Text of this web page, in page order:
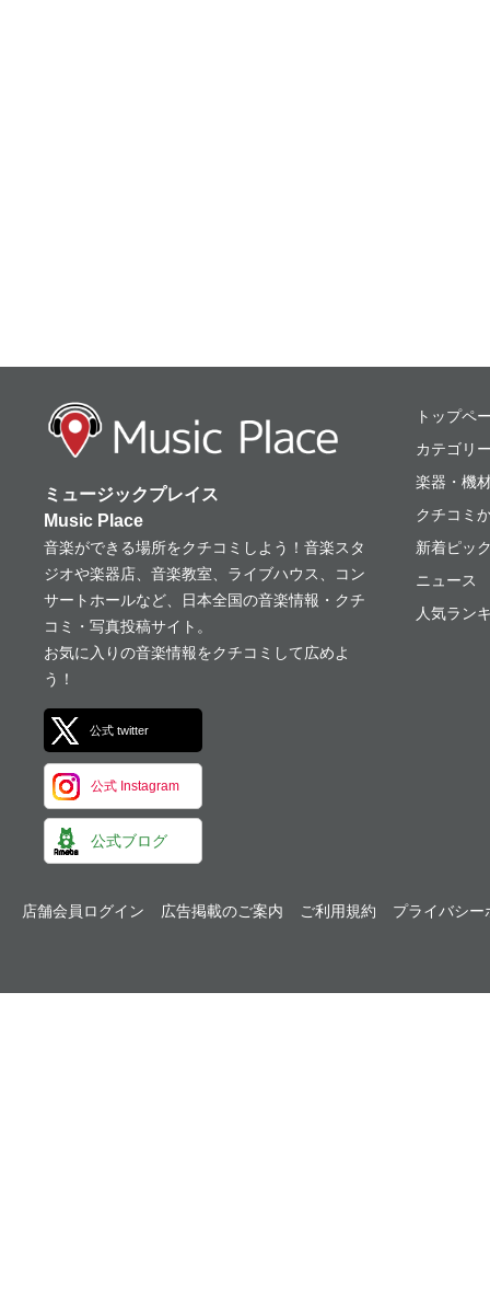
ミュージックプレ
ミュージックプレイス
Music Place
音楽ができる場所をクチコミしよう！音楽スタ
ジオや楽器店、音楽教室、ライブハウス、コン
サートホールなど、日本全国の音楽情報・クチ
コミ・写真投稿サイト。
お気に入りの音楽情報をクチコミして広めよ
う！
公式 twitter
公式 Instagram
公式ブログ
トップペ
カテゴリ
楽器・機
クチコミ
新着ピッ
ニュース
人気ラン
店舗会員ログイン 広告掲載のご案内 ご利用規約 プライバシー